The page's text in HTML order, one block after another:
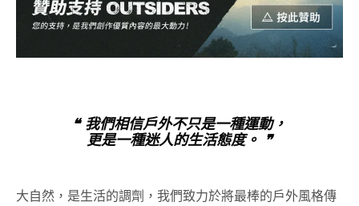
❝ 我們相信戶外不只是一種運動，
更是一種迷人的生活態度。 ❞
大自然，是生活的調劑，我們致力於將最棒的戶外風格傳